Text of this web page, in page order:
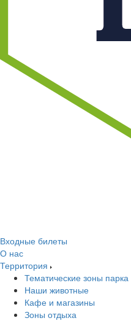
Входные билеты
О нас
Территория
Тематические зоны парка
Наши животные
Кафе и магазины
Зоны отдыха